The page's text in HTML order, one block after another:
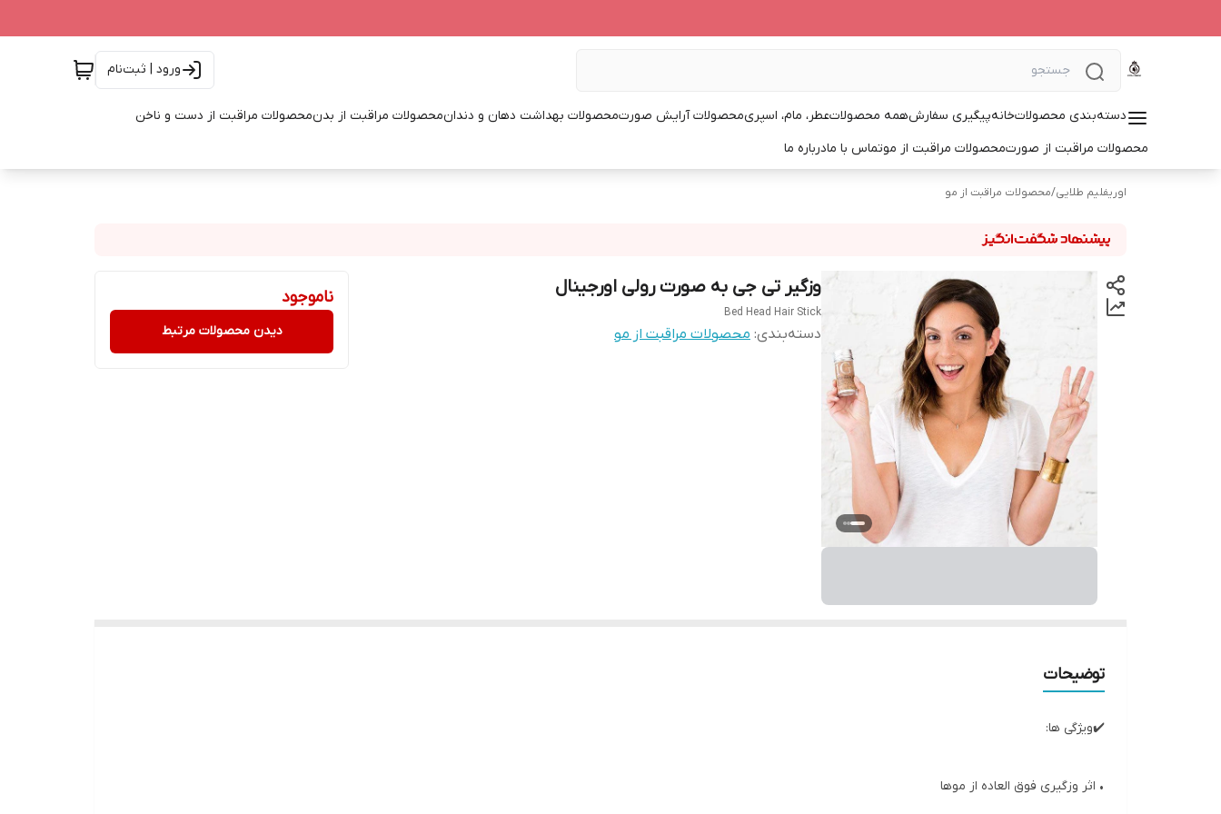
ورود | ثبت‌نام
دسته‌بندی محصولاتخانهپیگیری سفارشهمه محصولاتعطر، مام، اسپریمحصولات آرایش صورتمحصولات بهداشت دهان و دندانمحصولات مراقبت از بدنمحصولات مراقبت از دست و ناخن
محصولات مراقبت از صورتمحصولات مراقبت از موتماس با مادرباره ما
اوریفلیم طلایی/محصولات مراقبت از مو
وزگیر تی جی به صورت رولی اورجینال
Bed Head Hair Stick
دسته‌بندی: محصولات مراقبت از مو
ناموجود
دیدن محصولات مرتبط
توضیحات
✔️ویژگی ها:
• اثر وزگیری فوق العاده از موها